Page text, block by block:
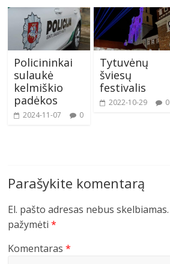
Policininkai
sulaukė
kelmiškio
padėkos
2024-11-07 0
Tytuvėnų
šviesų
festivalis
2022-10-29 0
Parašykite komentarą
El. pašto adresas nebus skelbiamas.
pažymėti*
Komentaras*